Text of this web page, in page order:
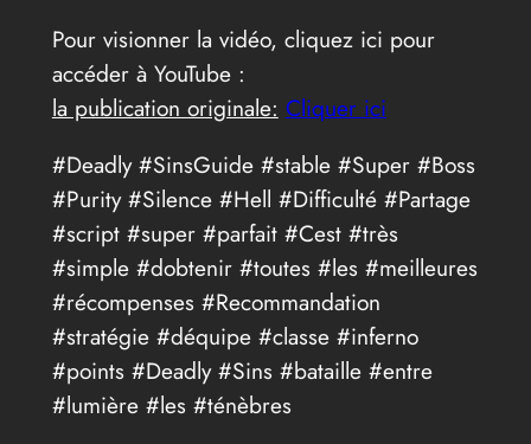
Pour visionner la vidéo, cliquez ici pour
accéder à YouTube :
la publication originale: Cliquer ici
#Deadly #SinsGuide #stable #Super #Boss
#Purity #Silence #Hell #Difficulté #Partage
#script #super #parfait #Cest #très
#simple #dobtenir #toutes #les #meilleures
#récompenses #Recommandation
#stratégie #déquipe #classe #inferno
#points #Deadly #Sins #bataille #entre
#lumière #les #ténèbres